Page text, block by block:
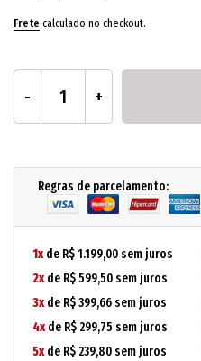
Frete calculado no checkout.
Regras de parcelamento:
1xde R$ 1.199,00 sem juros
2xde R$ 599,50 sem juros
3xde R$ 399,66 sem juros
4xde R$ 299,75 sem juros
5xde R$ 239,80 sem juros